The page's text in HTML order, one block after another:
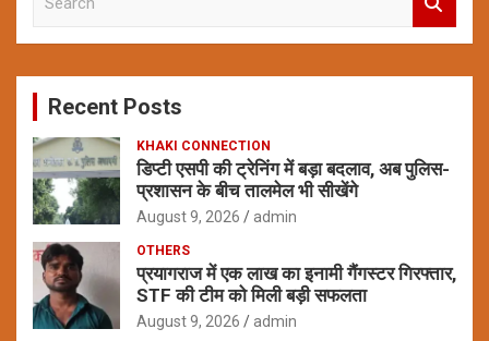
c
Recent Posts
KHAKI CONNECTION
डिप्टी एसपी की ट्रेनिंग में बड़ा बदलाव, अब पुलिस-
प्रशासन के बीच तालमेल भी सीखेंगे
August 9, 2026 admin
OTHERS
प्रयागराज में एक लाख का इनामी गैंगस्टर गिरफ्तार,
STF की टीम को मिली बड़ी सफलता
August 9, 2026 admin